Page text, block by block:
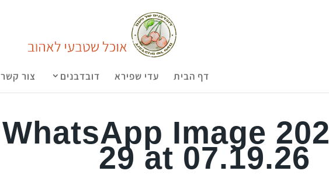
דף הבית עדי שפירא דובדבנים צור קשר
WhatsApp Image
29 at 07.19.26